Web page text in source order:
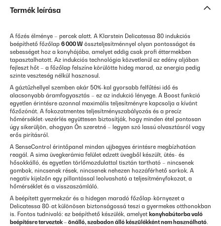
Termék leírása
A főzés élménye – percek alatt. A Klarstein Delicatessa 80 indukciós
beépíthető főzőlap 6 000 W összteljesítménnyel olyan pontosságot és
sebességet hoz a konyhájába, amelyet eddig csak profi éttermekben
tapasztalhatott. Az indukciós technológia közvetlenül az edény aljában
fejleszt hőt – a főzőlap felszíne körülötte hideg marad, az energia pedig
szinte veszteség nélkül hasznosul.
A gáztűzhellyel szemben akár 50%-kal gyorsabb felfűtési idő és
alacsonyabb áramfogyasztás – ez az indukció lényege. A Boost funkció
egyetlen érintésre azonnal maximális teljesítményre kapcsolja a kívánt
főzőzónát. A fokozatmentes teljesítményszabályozás és a precíz
hőmérséklet-vezérlés együttesen biztosítják, hogy minden étel pontosan
úgy sikerüljön, ahogyan Ön szeretné – legyen szó lassú olvasztásról vagy
erős pirításról.
A SenseControl érintőpanel minden ujjbegyes érintésre megbízhatóan
reagál. A sima üvegkerámia felület edzett üvegből készült, ütés- és
hősokkálló, és egyetlen törlőmozdulattal tisztán tartható – nincsenek
gombok, nincsenek rések, nincsenek nehezen hozzáférhető sarkok. A
negatív kijelzőn egy pillantással leolvasható a teljesítményfokozat, a
hőmérséklet és a visszaszámláló.
A beépített gyermekzár és a hidegen maradó főzőlap-környezet a
Delicatessa 80-at különösen biztonságossá teszi a gyermekes otthonokban
is. Fontos tudnivaló: ez beépíthető készülék, amelyet konyhabútorba való
beépítésre terveztek – önálló, szabadon álló készülékként nem használható.